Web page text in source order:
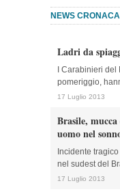
NEWS CRONACA
Ladri da
I Carabinieri
pomeriggio,
17 Luglio 2013
Brasile,
uomo nel
Incidente
nel sudest del
17 Luglio 2013